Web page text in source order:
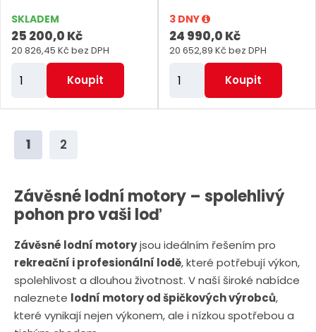
25 200,0 Kč
20 826,45 Kč bez DPH
ě
n
p
o
e
t
Koupit
SKLADEM
24 990,0 Kč
20 652,89 Kč bez DPH
ě
p
e
t
Koupit
3 DNY
1 2
Závěsné lodní motory – spolehlivý
pohon pro vaši loď
Závěsné lodní motoryjsou ideálním řešením pro
rekreační i profesionální lodě, které potřebují výkon,
spolehlivost a dlouhou životnost. V naší široké nabídce
naleznete lodní motory od špičkových výrobců,
které vynikají nejen výkonem, ale i nízkou spotřebou a